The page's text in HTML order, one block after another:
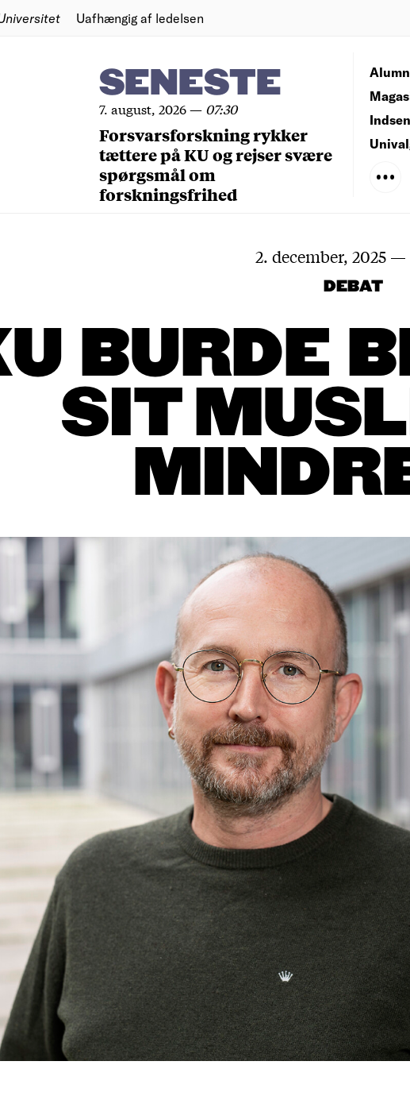
Uafhængig af ledelsen
SENESTE
7. august, 2026— 07:30
Forsvarsforskning rykker
tættere på KU og rejser svære
spørgsmål om
forskningsfrihed
2. december, 2025 —
DEBAT
BURDE
SIT